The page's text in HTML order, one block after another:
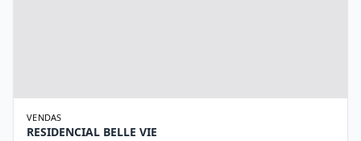
VENDAS
RESIDENCIAL BELLE VIE